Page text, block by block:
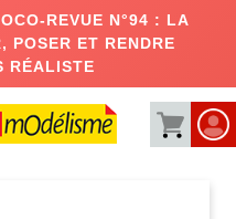
REVUE N°94 : LA
POSER ET RENDRE
RÉALISTE